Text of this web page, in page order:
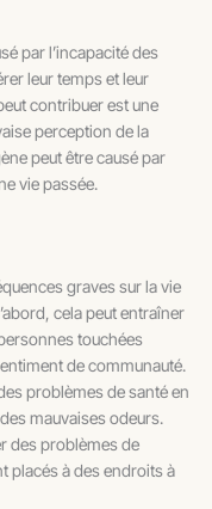
par l’incapacité des
leur temps et leur
contribuer est une
perception de la
peut être causé par
vie passée.
graves sur la vie
cela peut entraîner
touchées
de communauté.
problèmes de santé en
mauvaises odeurs.
des problèmes de
placés à des endroits à